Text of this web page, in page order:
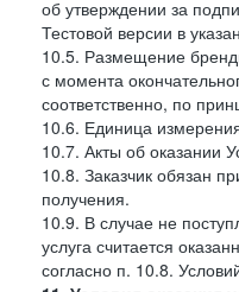
об утверждении за
Тестовой версии в
10.5. Размещение
с момента
соответственно, по
10.6. Единица
10.7. Акты об оказании
10.8. Заказчик обязан
получения.
10.9. В случае не
услуга считается
согласно п. 10.8.